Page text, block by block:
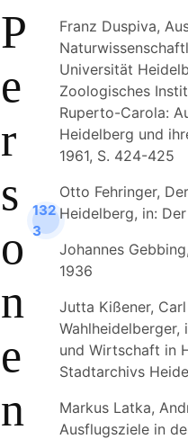
P
e
r
s
o
n
e
n
132
3
Franz Duspiva,
Universität
Zoologisches
Ruperto-Carola:
Heidelberg und
1961, S. 424-425
Otto Fehringer,
Heidelberg, in:
Johannes
1936
Jutta Kißener,
Wahlheidelberger,
und Wirtschaft in
Stadtarchivs
Markus Latka,
Ausflugsziele in